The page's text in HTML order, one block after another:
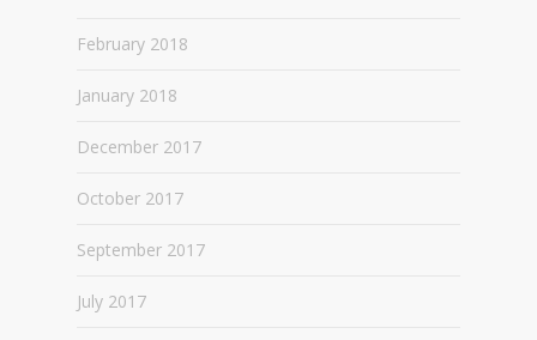
February 2018
January 2018
December 2017
October 2017
September 2017
July 2017